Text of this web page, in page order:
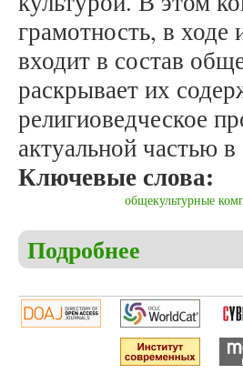
грамотность, в ходе
входит в состав
раскрывает их
религиоведческое
актуальной частью
Ключевые слова:
общекультурные
Подробнее